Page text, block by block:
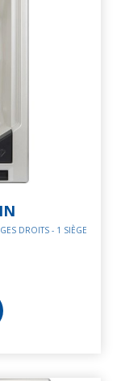
DROITS - 1 SIÈGE